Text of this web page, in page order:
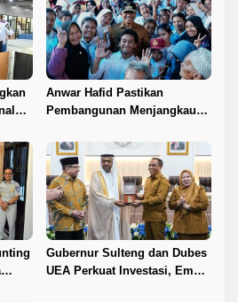
Anwar Hafid Pastikan
Pembangunan Menjangkau
Gubernur Sulteng dan Dubes
UEA Perkuat Investasi, Empat